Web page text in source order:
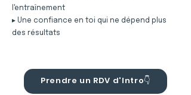
l'entraînement
▸ Une confiance en toi qui ne dépend plus
des résultats
Prendre un RDV d'Intro👇